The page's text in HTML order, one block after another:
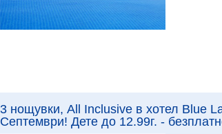
9.29 Изключителен
3 нощувки, All Inclusive в хотел Blue
Септември! Дете до 12.99г. -